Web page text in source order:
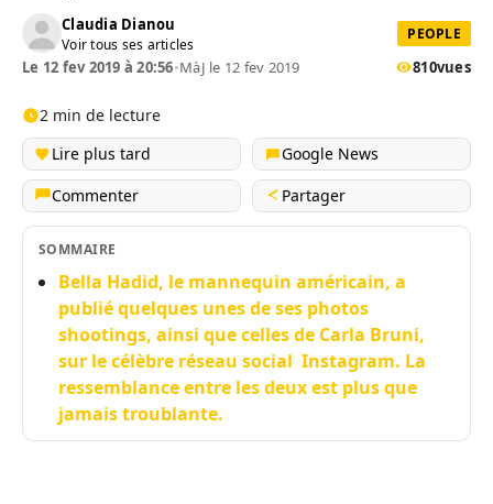
Claudia Dianou
Voir tous ses articles
PEOPLE
Le 12 fev 2019 à 20:56•MàJ le 12 fev 2019 810vues
2 min de lecture
Lire plus tard
Google News
Commenter
Partager
SOMMAIRE
Bella Hadid, le mannequin américain, a
publié quelques unes de ses photos
shootings, ainsi que celles de Carla Bruni,
sur le célèbre réseau social Instagram. La
ressemblance entre les deux est plus que
jamais troublante.